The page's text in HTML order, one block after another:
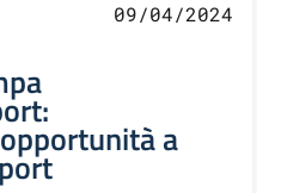
09/04/2024
a